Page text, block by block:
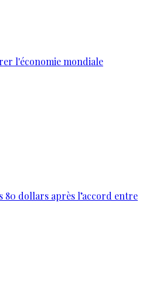
l'économie mondiale
80 dollars après l’accord entre